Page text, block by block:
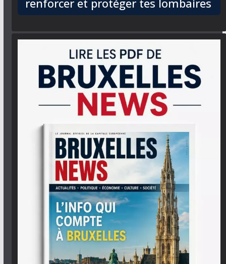
renforcer et protéger tes lombaires